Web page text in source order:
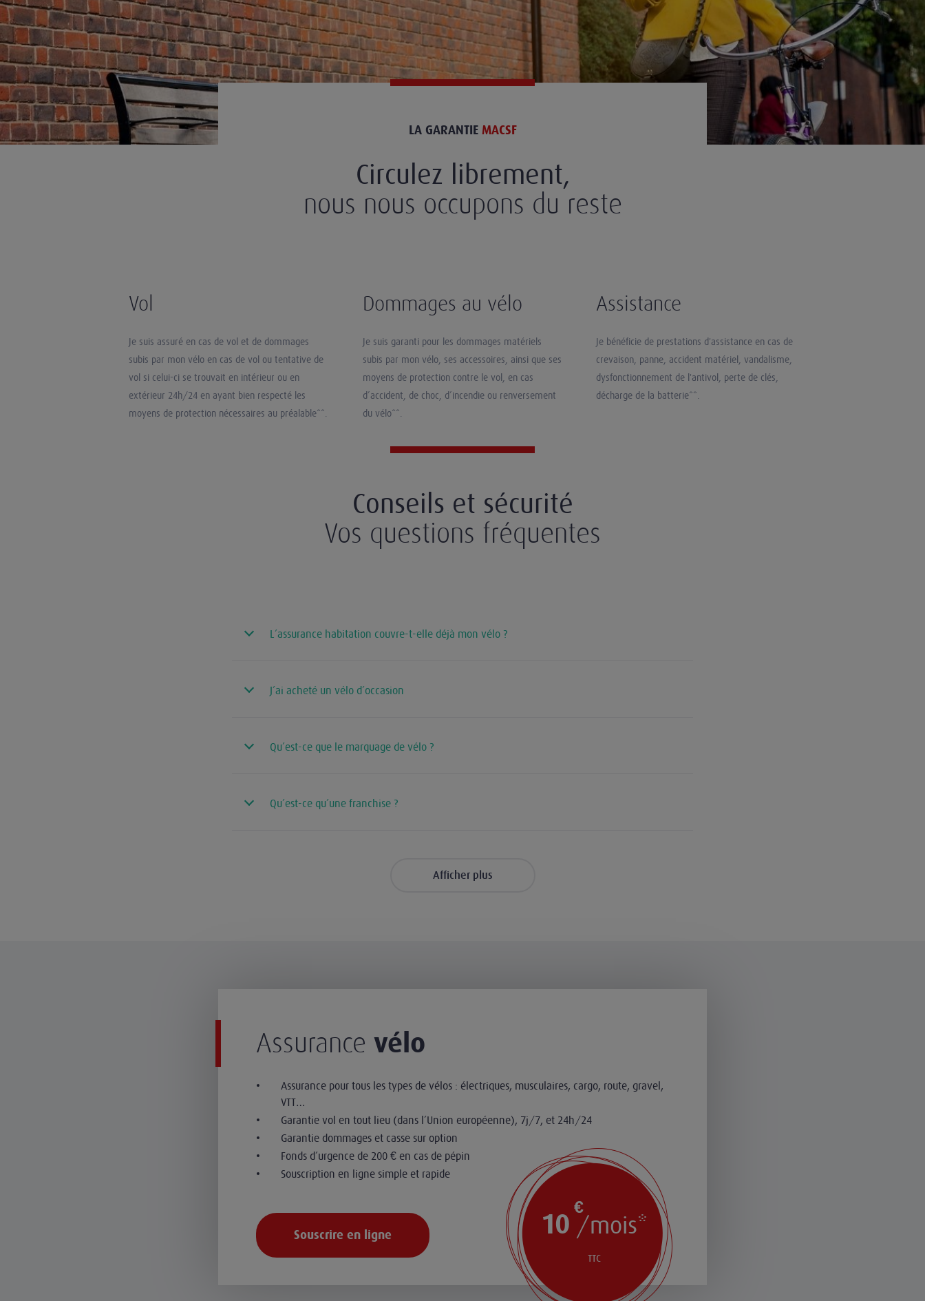
LA GARANTIE MACSF
Circulez librement,
nous nous occupons du reste
Vol
Je suis assuré en cas de vol et de dommages
subis par mon vélo en cas de vol ou tentative de
vol si celui-ci se trouvait en intérieur ou en
extérieur 24h/24 en ayant bien respecté les
moyens de protection nécessaires au préalable**.
Dommages au vélo
Je suis garanti pour les dommages matériels
subis par mon vélo, ses accessoires, ainsi que ses
moyens de protection contre le vol, en cas
d’accident, de choc, d’incendie ou renversement
du vélo**.
Assistance
Je bénéficie de prestations d'assistance en cas de
crevaison, panne, accident matériel, vandalisme,
dysfonctionnement de l'antivol, perte de clés,
décharge de la batterie**.
Conseils et sécurité
Vos questions fréquentes
L’assurance habitation couvre-t-elle déjà mon vélo ?
J’ai acheté un vélo d’occasion
Qu’est-ce que le marquage de vélo ?
Qu’est-ce qu’une franchise ?
Afficher plus
Assurance vélo
Assurance pour tous les types de vélos : électriques, musculaires, cargo, route, gravel,
VTT…
Garantie vol en tout lieu (dans l’Union européenne), 7j/7, et 24h/24
Garantie dommages et casse sur option
Fonds d’urgence de 200 € en cas de pépin
Souscription en ligne simple et rapide
Souscrire en ligne 10
€
/mois*
TTC